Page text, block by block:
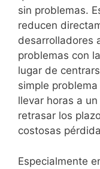
sin problemas.
reducen
desarrolladores
problemas con
lugar de
simple
llevar horas a
retrasar los
costosas
Especialmente